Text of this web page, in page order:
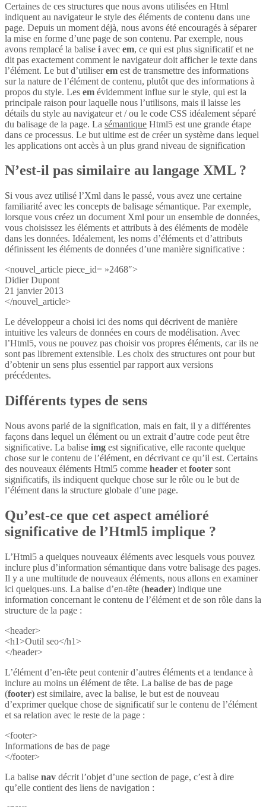
Certaines de ces structures que nous avons utilisées en Html
indiquent au navigateur le style des éléments de contenu dans une
page. Depuis un moment déjà, nous avons été encouragés à séparer
la mise en forme d’une page de son contenu. Par exemple, nous
avons remplacé la balise i avec em, ce qui est plus significatif et ne
dit pas exactement comment le navigateur doit afficher le texte dans
l’élément. Le but d’utiliserem est de transmettre des informations
sur la nature de l’élément de contenu, plutôt que des informations à
propos du style. Les em évidemment influe sur le style, qui est la
principale raison pour laquelle nous l’utilisons, mais il laisse les
détails du style au navigateur et / ou le code CSS idéalement séparé
du balisage de la page. La sémantique Html5 est une grande étape
dans ce processus. Le but ultime est de créer un système dans lequel
les applications ont accès à un plus grand niveau de signification
N’est-il pas similaire au langage XML ?
Si vous avez utilisé l’Xml dans le passé, vous avez une certaine
familiarité avec les concepts de balisage sémantique. Par exemple,
lorsque vous créez un document Xml pour un ensemble de données,
vous choisissez les éléments et attributs à des éléments de modèle
dans les données. Idéalement, les noms d’éléments et d’attributs
définissent les éléments de données d’une manière significative :
<nouvel_article piece_id= »2468″>
Didier Dupont
21 janvier 2013
</nouvel_article>
Le développeur a choisi ici des noms qui décrivent de manière
intuitive les valeurs de données en cours de modélisation. Avec
l’Html5, vous ne pouvez pas choisir vos propres éléments, car ils ne
sont pas librement extensible. Les choix des structures ont pour but
d’obtenir un sens plus essentiel par rapport aux versions
précédentes.
Différents types de sens
Nous avons parlé de la signification, mais en fait, il y a différentes
façons dans lequel un élément ou un extrait d’autre code peut être
significative. La balise img est significative, elle raconte quelque
chose sur le contenu de l’élément, en décrivant ce qu’il est. Certains
des nouveaux éléments Html5 comme header et footer sont
significatifs, ils indiquent quelque chose sur le rôle ou le but de
l’élément dans la structure globale d’une page.
Qu’est-ce que cet aspect amélioré
significative de l’Html5 implique ?
L’Html5 a quelques nouveaux éléments avec lesquels vous pouvez
inclure plus d’information sémantique dans votre balisage des pages.
Il y a une multitude de nouveaux éléments, nous allons en examiner
ici quelques-uns. La balise d’en-tête (header) indique une
information concernant le contenu de l’élément et de son rôle dans la
structure de la page :
<header>
<h1>Outil seo</h1>
</header>
L’élément d’en-tête peut contenir d’autres éléments et a tendance à
inclure au moins un élément de tête. La balise de bas de page
(footer) est similaire, avec la balise, le but est de nouveau
d’exprimer quelque chose de significatif sur le contenu de l’élément
et sa relation avec le reste de la page :
<footer>
Informations de bas de page
</footer>
La balise nav décrit l’objet d’une section de page, c’est à dire
qu’elle contient des liens de navigation :